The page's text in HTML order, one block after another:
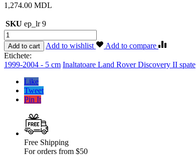
1,274.00 MDL
SKU ep_lr 9
Cantitate
Inaltatoare
Land
Rover
Discovery
Add to cart Add to wishlist
Add to compare
Etichete:
1999-2004 - 5 cm Inaltatoare Land Rover Discovery II spate
Like
Tweet
Pin It
Free Shipping
For orders from $50